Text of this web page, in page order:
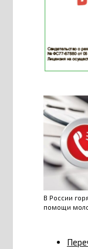
В России
помощи